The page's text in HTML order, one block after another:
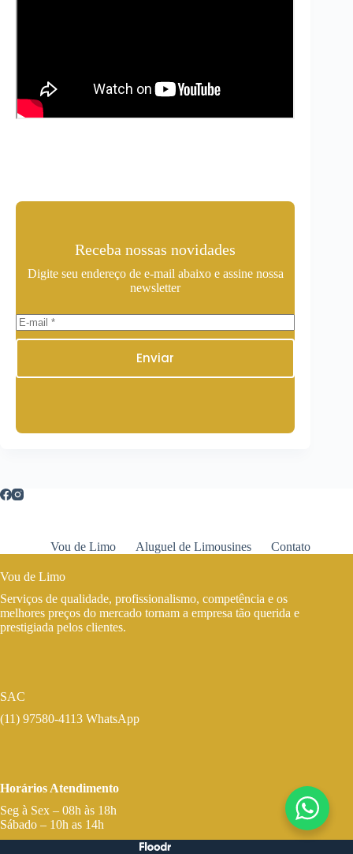
Receba nossas novidades
Digite seu endereço de e-mail abaixo e assine nossa
newsletter
Enviar
Vou de Limo Aluguel de Limousines Contato
Vou de Limo
Serviços de qualidade, profissionalismo, competência e os
melhores preços do mercado tornam a empresa tão querida e
prestigiada pelos clientes.
SAC
(11) 97580-4113 WhatsApp
Horários Atendimento
Seg à Sex – 08h às 18h
Sábado – 10h as 14h